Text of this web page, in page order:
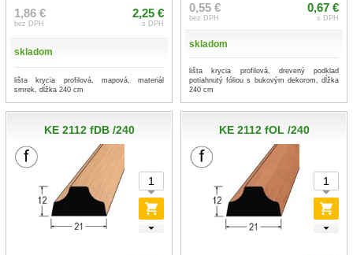
1,86 €
bez DPH
2,25 €
s DPH
skladom
lišta krycia profilová, mapová, materiál
smrek, dĺžka 240 cm
0,55 €
bez DPH
0,67 €
s DPH
skladom
lišta krycia profilová, drevený podklad
potiahnutý fóliou s bukovým dekorom, dĺžka
240 cm
KE 2112 fDB /240 KE 2112 fOL /240